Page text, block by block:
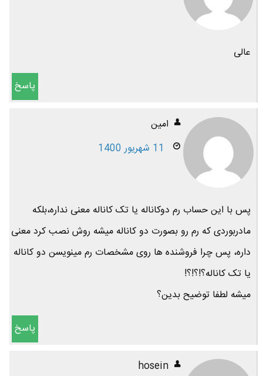
عالی
پاسخ
امین
11 شهریور 1400
پس با این حساب رم دوکاناله یا تک کاناله معنی نداره،بلکه
مادربوردی که رم رو بصورت دو کاناله میشه روش نصب کرد معنی
داره، پس چرا فروشنده ها روی مشخصات رم مینویسن دو کاناله
یا تک کاناله؟!؟!؟!
میشه لطفا توضیح بدین؟
پاسخ
hosein